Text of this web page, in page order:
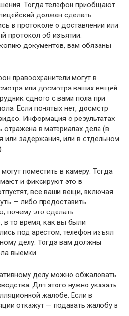
Тогда телефон приобщают
должен сделать
в протоколе о доставлении или
протокол об изъятии.
документов, вам обязаны
правоохранители могут в
или досмотра ваших вещей.
одного с вами пола при
Если понятых нет, досмотр
Информация о результатах
в материалах дела (в
или задержания, или в отдельном
поместить в камеру. Тогда
и фиксируют это в
все ваши вещи, включая
— либо предоставить
почему это сделать
в то время, как вы были
под арестом, телефон изъял
делу. Тогда вам должны
выемки.
делу можно обжаловать
Для этого нужно указать
жалобе. Если в
откажут — подавать жалобу в